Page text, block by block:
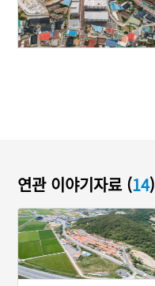
연관 이야기자료 (14)